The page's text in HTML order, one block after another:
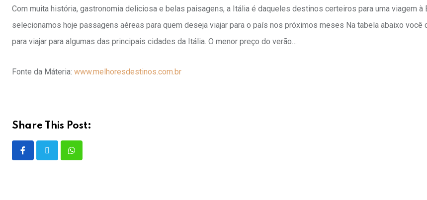
Com muita história, gastronomia deliciosa e belas paisagens, a Itália é daqueles destinos certeiros para uma viagem à
selecionamos hoje passagens aéreas para quem deseja viajar para o país nos próximos meses Na tabela abaixo você
para viajar para algumas das principais cidades da Itália. O menor preço do verão…
Fonte da Máteria: www.melhoresdestinos.com.br
Share This Post: